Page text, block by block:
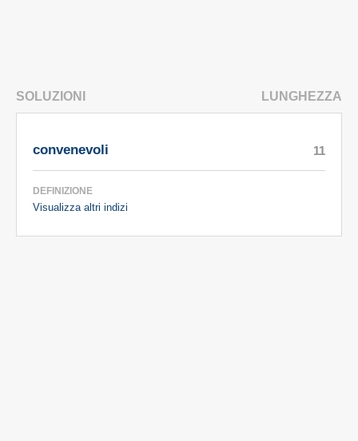
SOLUZIONI LUNGHEZZA
convenevoli
DEFINIZIONE
Visualizza altri indizi
11